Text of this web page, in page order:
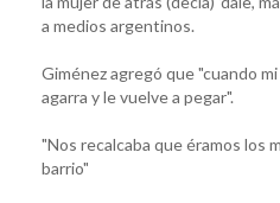
a medios argentinos.
Giménez agregó que "cuando
agarra y le vuelve a pegar".
"Nos recalcaba que éramos los
barrio"